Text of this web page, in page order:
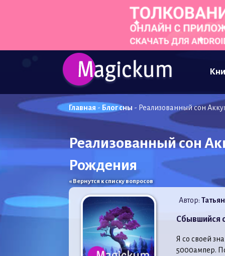
Главная - Блог сны - Реализованный сон
Реализованный сон
Рождения
« Вернутся к списку вопросов
Автор:
Сбывшийся
Я со своей
5000ампер.